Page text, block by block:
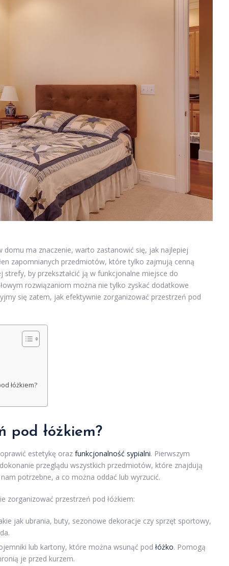
domu ma znaczenie, warto zastanowić się, jak najlepiej
zapomnianych przedmiotów, które tylko zajmują cenną
by przekształcić ją w funkcjonalne miejsce do
rozwiązaniom można nie tylko zyskać dodatkowe
się zatem, jak efektywnie zorganizować przestrzeń pod
łóżkiem?
pod łóżkiem?
estetykę oraz funkcjonalność sypialni. Pierwszym
przeglądu wszystkich przedmiotów, które znajdują
potrzebne, a co można oddać lub wyrzucić.
zorganizować przestrzeń pod łóżkiem:
jak ubrania, buty, sezonowe dekoracje czy sprzęt sportowy,
lub kartony, które można wsunąć pod łóżko. Pomogą
je przed kurzem.